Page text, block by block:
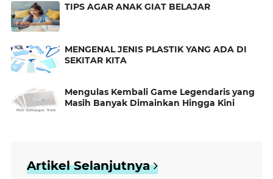
TIPS AGAR ANAK GIAT BELAJAR
MENGENAL JENIS PLASTIK YANG ADA DI
SEKITAR KITA
Mengulas Kembali Game Legendaris yang
Masih Banyak Dimainkan Hingga Kini
Artikel Selanjutnya